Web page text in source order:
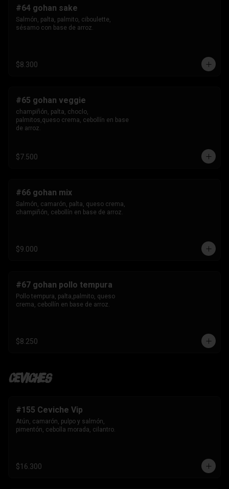
#64 gohan sake
Salmón, palta, palmito, ciboulette,
sésamo con base de arroz.
$8.300
#65 gohan veggie
champiñón, palta, choclo,
palmitos,queso crema, cebollín en base
de arroz.
$7.500
#66 gohan mix
Salmón, camarón, palta, queso crema,
champiñón, cebollín en base de arroz.
$9.000
#67 gohan pollo tempura
Pollo tempura, palta,palmito, queso
crema, cebollín en base de arroz.
$8.250
Ceviches
#155 Ceviche Vip
Atún, camarón, pulpo y salmón,
pimentón, cebolla morada, cilantro.
$16.300